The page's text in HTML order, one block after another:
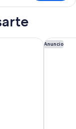
Anuncio
London